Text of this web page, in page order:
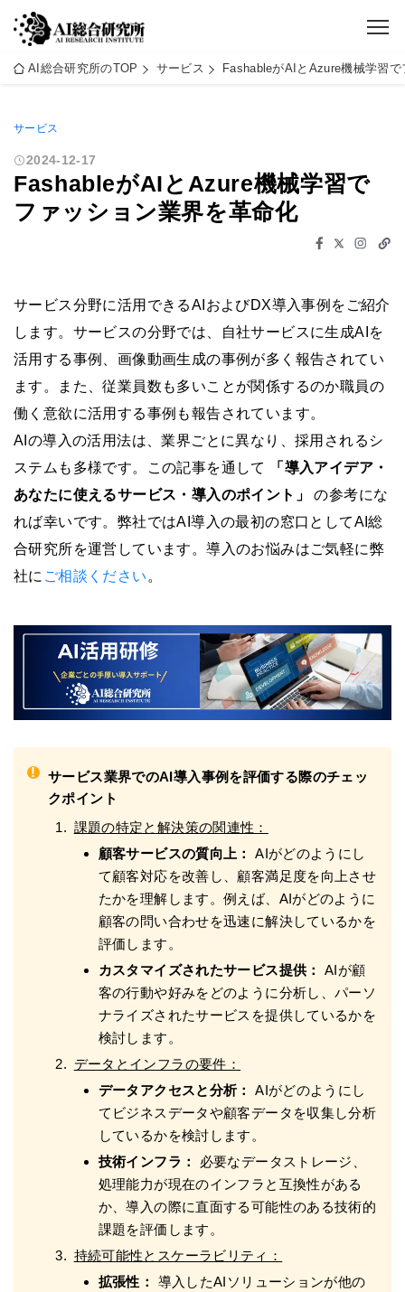
AI総合研究所のTOP サービス FashableがAIとAzure機械学習
サービス
2024-12-17
FashableがAIとAzure機械学習で
ファッション業界を革命化
サービス分野に活用できるAIおよびDX導入事例をご紹介
します。サービスの分野では、自社サービスに生成AIを
活用する事例、画像動画生成の事例が多く報告されてい
ます。また、従業員数も多いことが関係するのか職員の
働く意欲に活用する事例も報告されています。
AIの導入の活用法は、業界ごとに異なり、採用されるシ
ステムも多様です。この記事を通して
「導入アイデア・
あなたに使えるサービス・導入のポイント」
の参考にな
れば幸いです。弊社ではAI導入の最初の窓口としてAI総
合研究所を運営しています。導入のお悩みはご気軽に弊
社に ご相談ください 。
!
サービス業界でのAI導入事例を評価する際のチェッ
クポイント
課題の特定と解決策の関連性：
顧客サービスの質向上：
AIがどのようにし
て顧客対応を改善し、顧客満足度を向上させ
たかを理解します。例えば、AIがどのように
顧客の問い合わせを迅速に解決しているかを
評価します。
カスタマイズされたサービス提供：
AIが顧
客の行動や好みをどのように分析し、パーソ
ナライズされたサービスを提供しているかを
検討します。
データとインフラの要件：
データアクセスと分析：
AIがどのようにし
てビジネスデータや顧客データを収集し分析
しているかを検討します。
技術インフラ：
必要なデータストレージ、
処理能力が現在のインフラと互換性がある
か、導入の際に直面する可能性のある技術的
課題を評価します。
持続可能性とスケーラビリティ：
拡張性：
導入したAIソリューションが他の